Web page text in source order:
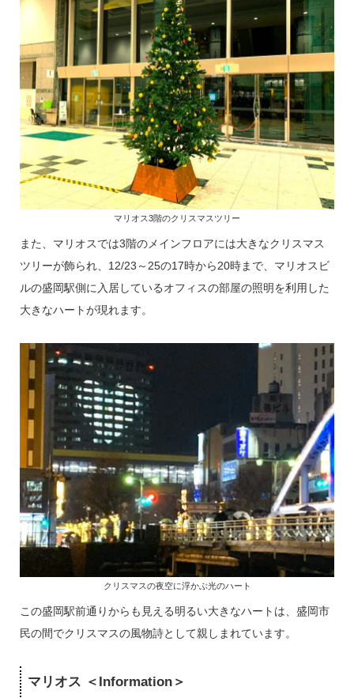
マリオス3階のクリスマスツリー
また、マリオスでは3階のメインフロアには大きなクリスマス
ツリーが飾られ、12/23～25の17時から20時まで、マリオスビ
ルの盛岡駅側に入居しているオフィスの部屋の照明を利用した
大きなハートが現れます。
クリスマスの夜空に浮かぶ光のハート
この盛岡駅前通りからも見える明るい大きなハートは、盛岡市
民の間でクリスマスの風物詩として親しまれています。
マリオス ＜Information＞